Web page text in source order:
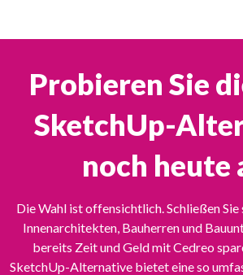
Probieren Sie
SketchUp-
noch heute
Die Wahl ist offensichtlich. Schließen Sie
Innenarchitekten, Bauherren und
bereits Zeit und Geld mit Cedreo
SketchUp-Alternative bietet eine so